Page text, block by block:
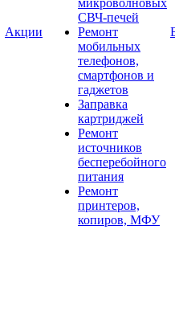
Акции
микроволновых
СВЧ-печей
Ремонт
мобильных
телефонов,
смартфонов и
гаджетов
Заправка
картриджей
Ремонт
источников
бесперебойного
питания
Ремонт
принтеров,
копиров, МФУ